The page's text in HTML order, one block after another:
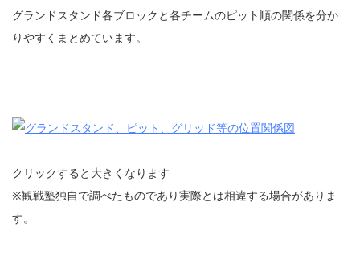
グランドスタンド各ブロックと各チームのピット順の関係を分か
りやすくまとめています。
クリックすると大きくなります
※観戦塾独自で調べたものであり実際とは相違する場合がありま
す。